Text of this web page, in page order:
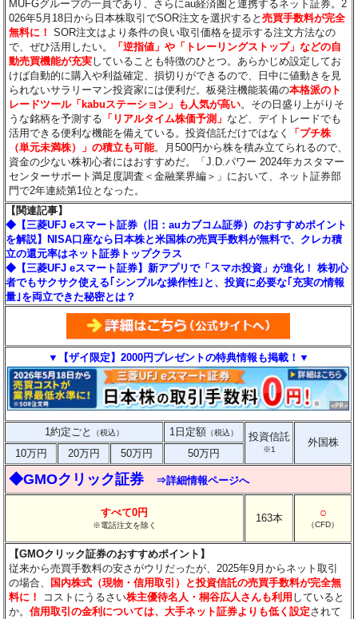
MUFGグループの一員であり、さらにau経済圏と連携するネット証券。2
026年5月18日から日本株取引でSOR注文を選択すると売買手数料が完全
無料に！ SOR注文はより条件の良い取引価格を提示する注文方法なの
で、ぜひ活用したい。
「逆指値」や「トレーリングストップ」などの自
動売買機能が充実していることも特徴のひとつ。あらかじめ設定してお
けば自動的に購入や利益確定、損切りができるので、日中に値動きを見
られないサラリーマン投資家には便利だ。板発注機能装備の本格派のト
レードツール「kabuステーション」も人気が高い。その日盛り上がりそ
うな銘柄を予測する 「リアルタイム株価予測」 など、デイトレードでも
活用できる便利な機能を備えている。投資信託だけではなく
「プチ株
（単元未満株）」の積立も可能。月500円から株を積み立てられるので、
資金の少ない株初心者にはおすすめだ。「J.D.パワー 2024年カスタマー
センターサポート満足度調査＜金融業界編＞」において、ネット証券部
門で2年連続第1位となった。
【関連記事】
◆【三菱UFJ eスマート証券（旧：auカブコム証券）のおすすめポイント
を解説】NISA口座なら日本株と米国株の売買手数料が無料で、クレカ積
立の還元率はネット証券トップクラス
◆【三菱UFJ eスマート証券】新アプリで「スマホ投資」が進化！ 株初心
者でもサクサク使える｢シンプルな操作性｣と、投資に必要な｢充実の情報
量｣を両立できた秘密とは？
▼【ザイ限定】2000円プレゼントの特典情報も掲載！▼
1約定ごと （税込） 1日定額 （税込） 投資信託
※1
外国株
10万円
20万円 50万円 50万円
◆GMOクリック証券 ⇒詳細情報ページへ
すべて0円
※電話注文を除く
163本 ○
（CFD）
【GMOクリック証券のおすすめポイント】
従来から売買手数料の安さがウリだったが、2025年9月からネット取引
の場合、
国内株式（現物・信用取引）と投資信託の売買手数料が完全無
料に！
コストにうるさい株主優待名人・桐谷広人さんも利用 していると
か。信用取引の金利については、大手ネット証券よりも低く設定されて